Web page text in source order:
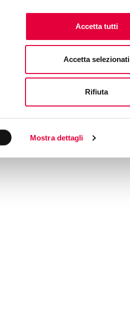
Mostra dettagli
Accetta tutti
Accetta selezionati
Rifiuta